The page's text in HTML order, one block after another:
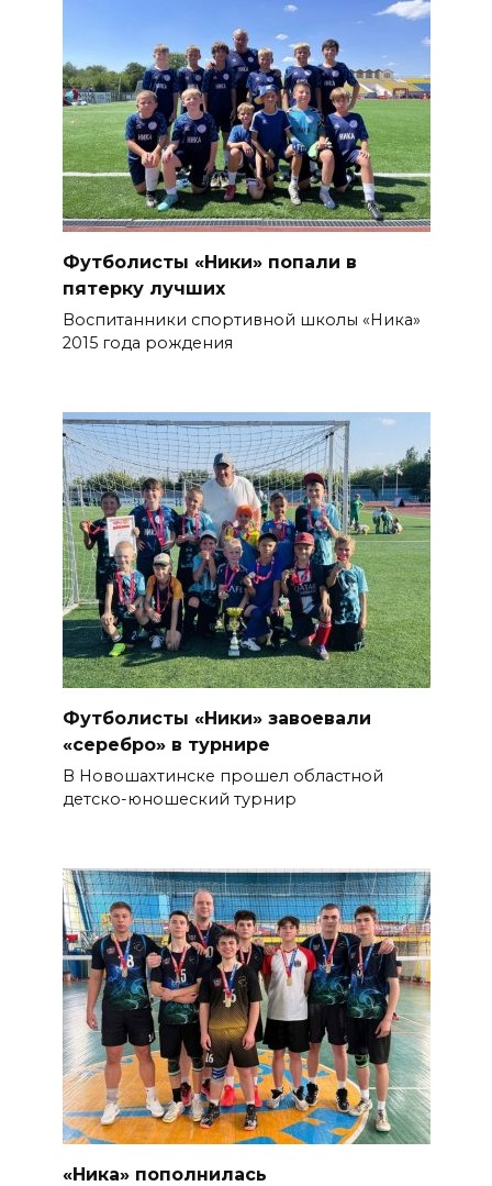
Футболисты «Ники» попали в
пятерку лучших
Воспитанники спортивной школы «Ника»
2015 года рождения
Футболисты «Ники» завоевали
«серебро» в турнире
В Новошахтинске прошел областной
детско-юношеский турнир
«Ника» пополнилась